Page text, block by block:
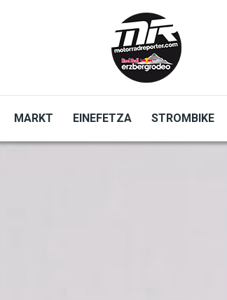
MARKT EINEFETZA STROMBIKE